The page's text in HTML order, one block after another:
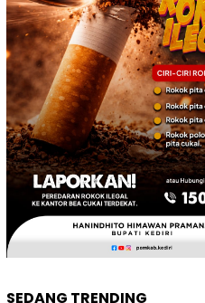
SEDANG TRENDING